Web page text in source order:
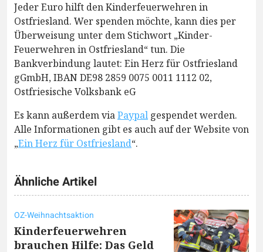
Jeder Euro hilft den Kinderfeuerwehren in
Ostfriesland. Wer spenden möchte, kann dies per
Überweisung unter dem Stichwort „Kinder-
Feuerwehren in Ostfriesland“ tun. Die
Bankverbindung lautet: Ein Herz für Ostfriesland
gGmbH, IBAN DE98 2859 0075 0011 1112 02,
Ostfriesische Volksbank eG
Es kann außerdem viaPaypal gespendet werden.
Alle Informationen gibt es auch auf der Website von
„Ein Herz für Ostfriesland“.
Ähnliche Artikel
OZ-Weihnachtsaktion
Kinderfeuerwehren
brauchen Hilfe: Das Geld